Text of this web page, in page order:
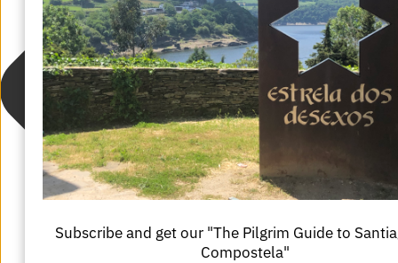
Subscribe and get our "The Pilgrim Guide to
Compostela"